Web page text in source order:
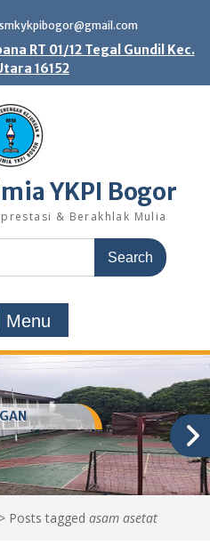
smkykpibogor@gmail.com
RT 01/12 Tegal Gundil Kec.
16152
YKPI Bogor
& Berakhlak Mulia
Menu
> Posts tagged asam asetat